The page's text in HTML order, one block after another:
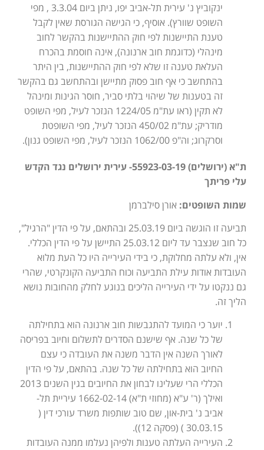
ינקוביץ נ' עירית תל-אביב יפו, ניתן ביום 3.3.04 , מפי
השופט שוורץ). אוסיף, כי הגישה הגורסת שאין לקבל
טענת התיישנות לפי חוק ההתיישנות בהקשר לחוב
מינהלי (כדוגמת חוב ארנונה), אינה חוסמת בהכרח
העלאת טענה זו שלא לפי חוק ההתיישנות, בין היתר
בהתחשב כי אף חוב פסוק מתיישן ובהתחשב גם בהקשר
זה בטענות של שיהוי בלתי סביר, חוסר הגינות ומינהל
לא תקין (ראו עת"מ 1224/05 הנזכר לעיל, מפי השופט
מודריק; עת"מ 450/02 הנזכר לעיל, מפי השופטת
וסרקרוג; וה"פ 1062/00 הנזכר לעיל, מפי השופט גנון).
ת"א (ירושלים) 55923-03-19- עירית ירושלים נגד הקדש
עלי פריתך
שמות השופטים: אורן סילברמן
תביעה זו הוגשה ביום 25.03.19 ובהתאם, על פי הדין "הרגיל",
כל חוב שנצבר עד ליום 25.03.12 התיישן על פי הדין הכללי.
אין, ולא עלתה מחלוקת, כי בידי העירייה היו כל העת מלוא
העובדות אודות עילת התביעה וכוח התביעה הקונקרטי, שהרי
גם ננקטו על ידי העירייה הליכים בנוגע לחלק מהחובות נושא
הליך זה.
יוער כי המועד להתגבשות חוב ארנונה הוא בתחילתה
של כל שנה. אף שישנם הסדרים לתשלום וחיוב בפריסה
לאורך השנה אין הדבר משנה את העובדה כי עצם
החיוב הוא בתחילתה של כל שנה. בהתאם, על פי הדין
הכללי הרי שעלינו לבחון את החיובים בגין השנים 2013
ואילך (ר' ע"א (מחוזי ת"א) 1662-02-14 עיריית תל-
אביב נ' בית-און, שם טוב שותפות משרד עורכי דין (
30.03.15 ) (פסקה 12)).
העירייה העלתה טענות ולפיהן נעלמו ממנה העובדות